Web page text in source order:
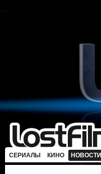
СЕРИАЛЫ КИНО НОВОСТИ